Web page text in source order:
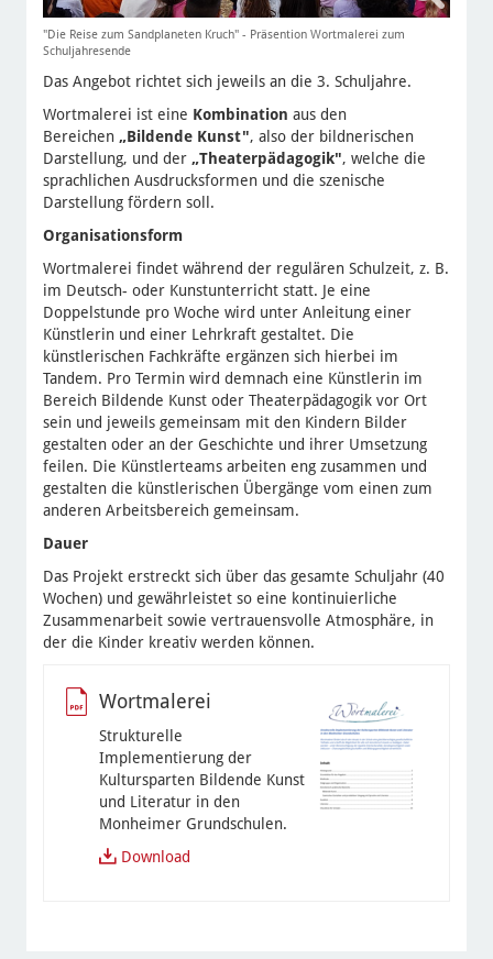
"Die Reise zum Sandplaneten Kruch" - Präsention Wortmalerei zum
Schuljahresende
Das Angebot richtet sich jeweils an die 3. Schuljahre.
Wortmalerei ist eine Kombination aus den
Bereichen „Bildende Kunst", also der bildnerischen
Darstellung, und der „Theaterpädagogik", welche die
sprachlichen Ausdrucksformen und die szenische
Darstellung fördern soll.
Organisationsform
Wortmalerei findet während der regulären Schulzeit, z. B.
im Deutsch- oder Kunstunterricht statt. Je eine
Doppelstunde pro Woche wird unter Anleitung einer
Künstlerin und einer Lehrkraft gestaltet. Die
künstlerischen Fachkräfte ergänzen sich hierbei im
Tandem. Pro Termin wird demnach eine Künstlerin im
Bereich Bildende Kunst oder Theaterpädagogik vor Ort
sein und jeweils gemeinsam mit den Kindern Bilder
gestalten oder an der Geschichte und ihrer Umsetzung
feilen. Die Künstlerteams arbeiten eng zusammen und
gestalten die künstlerischen Übergänge vom einen zum
anderen Arbeitsbereich gemeinsam.
Dauer
Das Projekt erstreckt sich über das gesamte Schuljahr (40
Wochen) und gewährleistet so eine kontinuierliche
Zusammenarbeit sowie vertrauensvolle Atmosphäre, in
der die Kinder kreativ werden können.
Wortmalerei
Strukturelle
Implementierung der
Kultursparten Bildende Kunst
und Literatur in den
Monheimer Grundschulen.
Download